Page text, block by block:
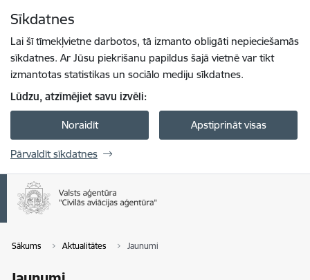
Sīkdatnes
Lai šī tīmekļvietne darbotos, tā izmanto obligāti nepieciešamās
sīkdatnes. Ar Jūsu piekrišanu papildus šajā vietnē var tikt
izmantotas statistikas un sociālo mediju sīkdatnes.
Lūdzu, atzīmējiet savu izvēli:
Noraidīt Apstiprināt visas
Pārvaldīt sīkdatnes
Sākums Aktualitātes Jaunumi